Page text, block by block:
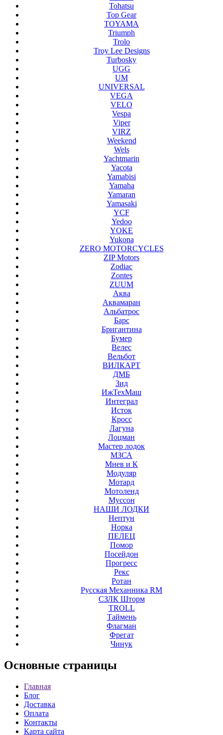
Tohatsu
Top Gear
TOYAMA
Triumph
Trolo
Troy Lee Designs
Turbosky
UGG
UM
UNIVERSAL
VEGA
VELO
Vespa
Viper
VIRZ
Weekend
Wels
Yachtmarin
Yacota
Yamabisi
Yamaha
Yamaran
Yamasaki
YCF
Yedoo
YOKE
Yukona
ZERO MOTORCYCLES
ZIP Motors
Zodiac
Zontes
ZUUM
Аква
Аквамаран
Альбатрос
Барс
Бригантина
Бумер
Велес
Вельбот
ВИЛКАРТ
ДМБ
Зид
ИжТехМаш
Интеграл
Исток
Кросс
Лагуна
Лоцман
Мастер лодок
МЗСА
Мнев и К
Модуляр
Мотард
Мотоленд
Муссон
НАШИ ЛОДКИ
Нептун
Норка
ПЕЛЕЦ
Помор
Посейдон
Прогресс
Рекс
Ротан
Русская Механника RM
СЗЛК Шторм
ТROLL
Таймень
Флагман
Фрегат
Чинук
Основные страницы
Главная
Блог
Доставка
Оплата
Контакты
Карта сайта